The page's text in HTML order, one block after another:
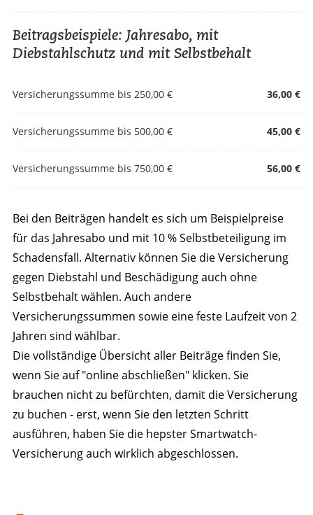
Beitragsbeispiele: Jahresabo, mit
Diebstahlschutz und mit Selbstbehalt
Versicherungssumme bis 250,00 € 36,00 €
Versicherungssumme bis 500,00 € 45,00 €
Versicherungssumme bis 750,00 € 56,00 €
Bei den Beiträgen handelt es sich um Beispielpreise
für das Jahresabo und mit 10 % Selbstbeteiligung im
Schadensfall. Alternativ können Sie die Versicherung
gegen Diebstahl und Beschädigung auch ohne
Selbstbehalt wählen. Auch andere
Versicherungssummen sowie eine feste Laufzeit von 2
Jahren sind wählbar.
Die vollständige Übersicht aller Beiträge finden Sie,
wenn Sie auf "online abschließen" klicken. Sie
brauchen nicht zu befürchten, damit die Versicherung
zu buchen - erst, wenn Sie den letzten Schritt
ausführen, haben Sie die hepster Smartwatch-
Versicherung auch wirklich abgeschlossen.